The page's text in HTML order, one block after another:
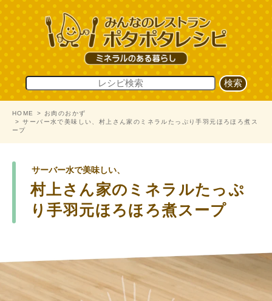
HOME
お肉のおかず
サーバー水で美味しい、村上さん家のミネラルたっぷり手羽元ほろほろ煮ス
ープ
サーバー水で美味しい、
村上さん家のミネラルたっぷ
り手羽元ほろほろ煮スープ